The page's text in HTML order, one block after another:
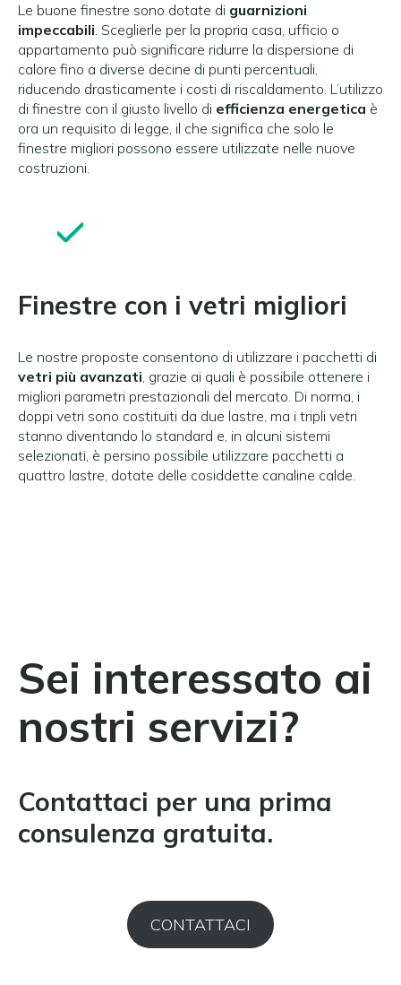
Le buone finestre sono dotate di guarnizioni
impeccabili. Sceglierle per la propria casa, ufficio o
appartamento può significare ridurre la dispersione di
calore fino a diverse decine di punti percentuali,
riducendo drasticamente i costi di riscaldamento. L’utilizzo
di finestre con il giusto livello di efficienza energetica è
ora un requisito di legge, il che significa che solo le
finestre migliori possono essere utilizzate nelle nuove
costruzioni.
Finestre con i vetri migliori
Le nostre proposte consentono di utilizzare i pacchetti di
vetri più avanzati , grazie ai quali è possibile ottenere i
migliori parametri prestazionali del mercato. Di norma, i
doppi vetri sono costituiti da due lastre, ma i tripli vetri
stanno diventando lo standard e, in alcuni sistemi
selezionati, è persino possibile utilizzare pacchetti a
quattro lastre, dotate delle cosiddette canaline calde.
Sei interessato ai
nostri servizi?
Contattaci per una prima
consulenza gratuita.
CONTATTACI